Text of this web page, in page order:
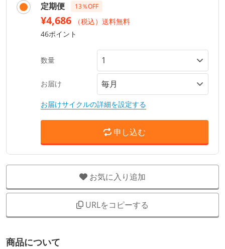
定期便 13％OFF
¥4,686
（税込）送料無料
46ポイント
数量
お届け
お届けサイクルの詳細を設定する
申し込む
お気に入り追加
URLをコピーする
商品について